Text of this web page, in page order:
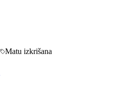
Matu izkrišana